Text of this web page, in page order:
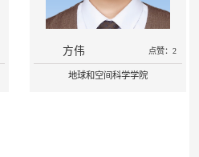
方伟 点赞：2
地球和空间科学学院